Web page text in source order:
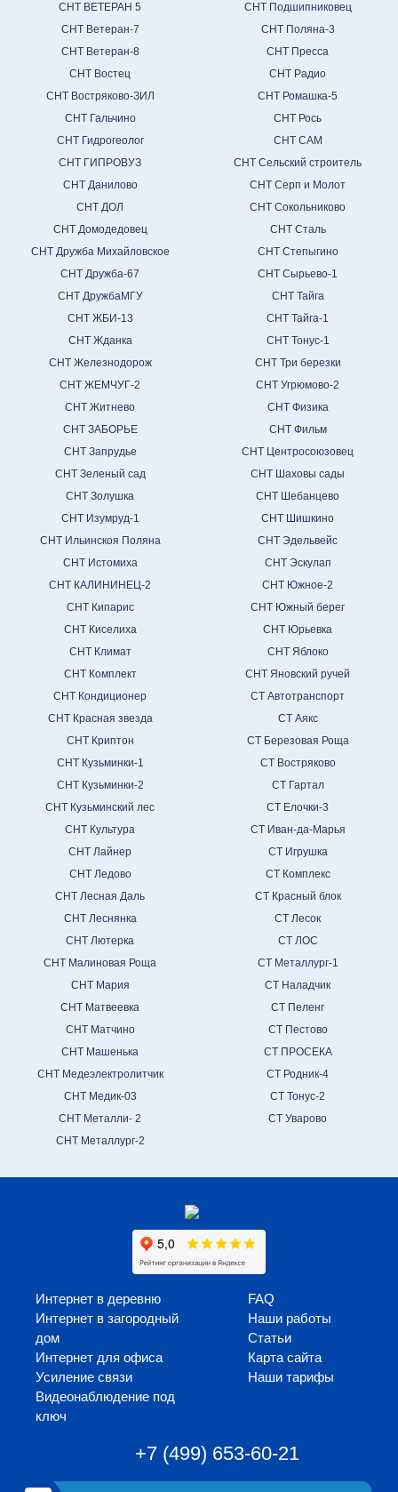
СНТ ВЕТЕРАН 5
СНТ Ветеран-7
СНТ Ветеран-8
СНТ Востец
СНТ Востряково-ЗИЛ
СНТ Гальчино
СНТ Гидрогеолог
СНТ ГИПРОВУЗ
СНТ Данилово
СНТ ДОЛ
СНТ Домодедовец
СНТ Дружба Михайловское
СНТ Дружба-67
СНТ ДружбаМГУ
СНТ ЖБИ-13
СНТ Жданка
СНТ Железнодорож
СНТ ЖЕМЧУГ-2
СНТ Житнево
СНТ ЗАБОРЬЕ
СНТ Запрудье
СНТ Зеленый сад
СНТ Золушка
СНТ Изумруд-1
СНТ Ильинскоя Поляна
СНТ Истомиха
СНТ КАЛИНИНЕЦ-2
СНТ Кипарис
СНТ Киселиха
СНТ Климат
СНТ Комплект
СНТ Кондиционер
СНТ Красная звезда
СНТ Криптон
СНТ Кузьминки-1
СНТ Кузьминки-2
СНТ Кузьминский лес
СНТ Культура
СНТ Лайнер
СНТ Ледово
СНТ Лесная Даль
СНТ Леснянка
СНТ Лютерка
СНТ Малиновая Роща
СНТ Мария
СНТ Матвеевка
СНТ Матчино
СНТ Машенька
СНТ Медеэлектролитчик
СНТ Медик-03
СНТ Металли- 2
СНТ Металлург-2
СНТ Подшипниковец
СНТ Поляна-3
СНТ Пресса
СНТ Радио
СНТ Ромашка-5
СНТ Рось
СНТ САМ
СНТ Сельский строитель
СНТ Серп и Молот
СНТ Сокольниково
СНТ Сталь
СНТ Степыгино
СНТ Сырьево-1
СНТ Тайга
СНТ Тайга-1
СНТ Тонус-1
СНТ Три березки
СНТ Угрюмово-2
СНТ Физика
СНТ Фильм
СНТ Центросоюзовец
СНТ Шаховы сады
СНТ Шебанцево
СНТ Шишкино
СНТ Эдельвейс
СНТ Эскулап
СНТ Южное-2
СНТ Южный берег
СНТ Юрьевка
СНТ Яблоко
СНТ Яновский ручей
СТ Автотранспорт
СТ Аякс
СТ Березовая Роща
СТ Востряково
СТ Гартал
СТ Елочки-3
СТ Иван-да-Марья
СТ Игрушка
СТ Комплекс
СТ Красный блок
СТ Лесок
СТ ЛОС
СТ Металлург-1
СТ Наладчик
СТ Пеленг
СТ Пестово
СТ ПРОСЕКА
СТ Родник-4
СТ Тонус-2
СТ Уварово
Интернет в деревню
Интернет в загородный
дом
Интернет для офиса
Усиление связи
Видеонаблюдение под
ключ
FAQ
Наши работы
Статьи
Карта сайта
Наши тарифы
+7 (499) 653-60-21